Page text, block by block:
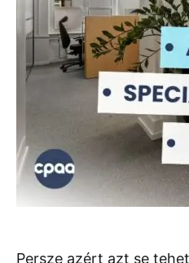
Persze azért azt se